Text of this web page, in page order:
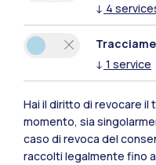
Tutti i siti dell’ecosistema
↓ 4
↓ 1 service
Hai il diritto di revocare il
momento, sia
caso di revoca del
raccolti legalmente fino